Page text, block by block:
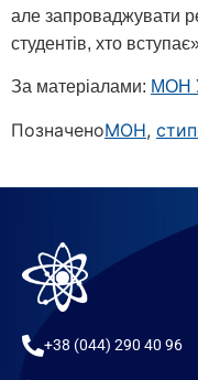
але запроваджувати
студентів, хто
За матеріалами: МОН
ПозначеноМОН,
+38 (044) 290 40 96